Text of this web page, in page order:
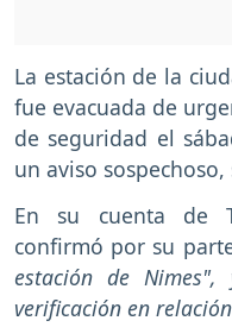
La estación de la
fue evacuada de
de seguridad el
un aviso
En su cuenta de
confirmó por su
estación de
verificación en relación